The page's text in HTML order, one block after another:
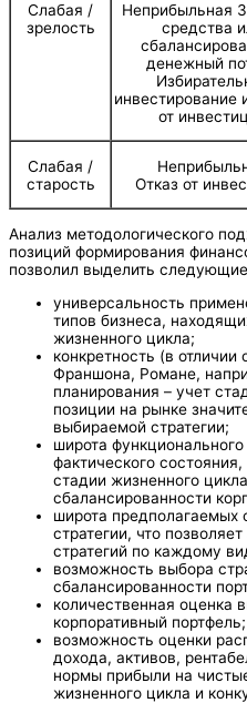
Слабая /
зрелость
Неприбыльная
средства
денежный
инвестирование
от
Слабая /
старость
Отказ от
Анализ методологического
позиций формирования
позволил выделить
универсальность
типов бизнеса,
жизненного цикла;
конкретность (в
Франшона, Романе,
планирования – учет
позиции на рынке
выбираемой стратегии;
широта
фактического
стадии жизненного
сбалансированности
широта предполагаемых
стратегии, что
стратегий по каждому
возможность выбора
сбалансированности
количественная оценка
корпоративный портфель;
возможность оценки
дохода, активов,
нормы прибыли на
жизненного цикла и